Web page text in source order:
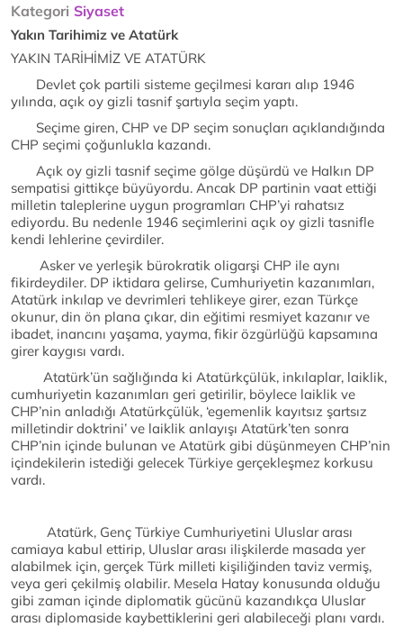
Kategori Siyaset
Yakın Tarihimiz ve Atatürk
YAKIN TARİHİMİZ VE ATATÜRK
Devlet çok partili sisteme geçilmesi kararı alıp 1946
yılında, açık oy gizli tasnif şartıyla seçim yaptı.
Seçime giren, CHP ve DP seçim sonuçları açıklandığında
CHP seçimi çoğunlukla kazandı.
Açık oy gizli tasnif seçime gölge düşürdü ve Halkın DP
sempatisi gittikçe büyüyordu. Ancak DP partinin vaat ettiği
milletin taleplerine uygun programları CHP’yi rahatsız
ediyordu. Bu nedenle 1946 seçimlerini açık oy gizli tasnifle
kendi lehlerine çevirdiler.
Asker ve yerleşik bürokratik oligarşi CHP ile aynı
fikirdeydiler. DP iktidara gelirse, Cumhuriyetin kazanımları,
Atatürk inkılap ve devrimleri tehlikeye girer, ezan Türkçe
okunur, din ön plana çıkar, din eğitimi resmiyet kazanır ve
ibadet, inancını yaşama, yayma, fikir özgürlüğü kapsamına
girer kaygısı vardı.
Atatürk’ün sağlığında ki Atatürkçülük, inkılaplar, laiklik,
cumhuriyetin kazanımları geri getirilir, böylece laiklik ve
CHP’nin anladığı Atatürkçülük, ‘egemenlik kayıtsız şartsız
milletindir doktrini’ ve laiklik anlayışı Atatürk’ten sonra
CHP’nin içinde bulunan ve Atatürk gibi düşünmeyen CHP’nin
içindekilerin istediği gelecek Türkiye gerçekleşmez korkusu
vardı.
Atatürk, Genç Türkiye Cumhuriyetini Uluslar arası
camiaya kabul ettirip, Uluslar arası ilişkilerde masada yer
alabilmek için, gerçek Türk milleti kişiliğinden taviz vermiş,
veya geri çekilmiş olabilir. Mesela Hatay konusunda olduğu
gibi zaman içinde diplomatik gücünü kazandıkça Uluslar
arası diplomaside kaybettiklerini geri alabileceği planı vardı.